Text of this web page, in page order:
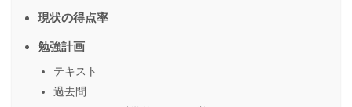
現状の得点率
勉強計画
テキスト
過去問